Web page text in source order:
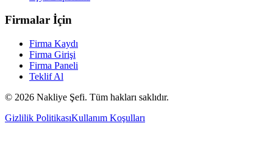
Firmalar İçin
Firma Kaydı
Firma Girişi
Firma Paneli
Teklif Al
© 2026 Nakliye Şefi. Tüm hakları saklıdır.
Gizlilik PolitikasıKullanım Koşulları